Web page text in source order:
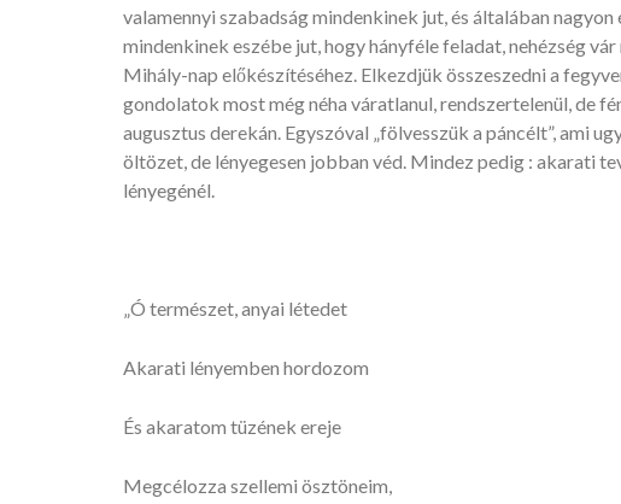
valamennyi szabadság mindenkinek jut, és általában
mindenkinek eszébe jut, hogy hányféle feladat, nehézség
Mihály-nap előkészítéséhez. Elkezdjük összeszedni a
gondolatok most még néha váratlanul, rendszertelenül, de
augusztus derekán. Egyszóval „fölvesszük a páncélt”, ami
öltözet, de lényegesen jobban véd. Mindez pedig : akarati
lényegénél.
„Ó természet, anyai létedet
Akarati lényemben hordozom
És akaratom tüzének ereje
Megcélozza szellemi ösztöneim,